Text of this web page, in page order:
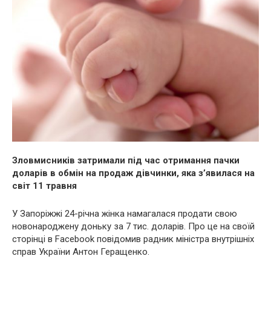
Злoвмисникiв затримали під час отримання пачки
доларів в обмін на продаж дівчинки, яка з’явилася на
світ 11 травня
У Запоріжжі 24-річна жінка намагалася продати свою
новонароджену доньку за 7 тис. доларів. Про це на своїй
сторінці в Facebook повідомив радник міністра внутрішніх
справ України Антон Геращенко.